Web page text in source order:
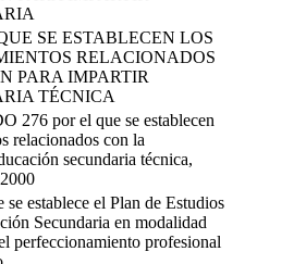
SE ESTABLECEN LOS
RELACIONADOS
PARA IMPARTIR
TÉCNICA
por el que se establecen
relacionados con la
secundaria técnica,
establece el Plan de Estudios
Secundaria en modalidad
perfeccionamiento profesional